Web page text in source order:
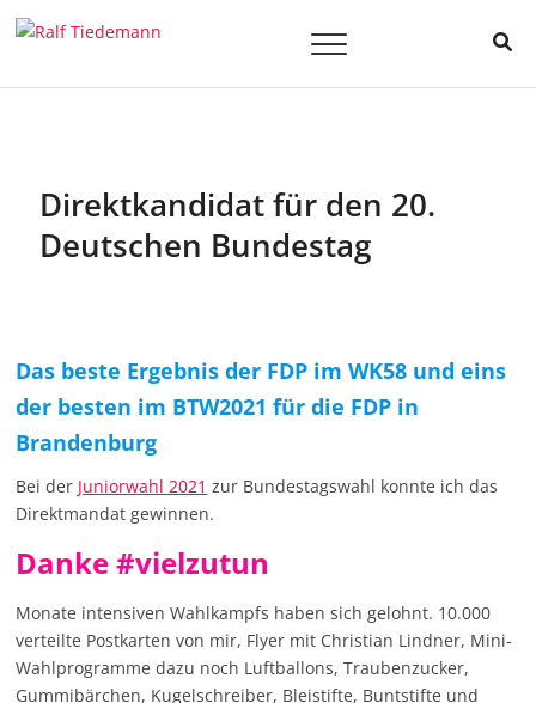
Skip
BESSER
Direktkandidat für den 20.
Deutschen Bundestag
Das beste Ergebnis der FDP im WK58 und eins
der besten im BTW2021 für die FDP in
Brandenburg
Bei der Juniorwahl 2021 zur Bundestagswahl konnte ich das
Direktmandat gewinnen.
Danke #vielzutun
Monate intensiven Wahlkampfs haben sich gelohnt. 10.000
verteilte Postkarten von mir, Flyer mit Christian Lindner, Mini-
Wahlprogramme dazu noch Luftballons, Traubenzucker,
Gummibärchen, Kugelschreiber, Bleistifte, Buntstifte und